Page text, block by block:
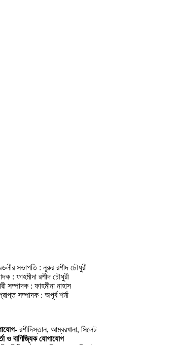
সভাপতি : নূরুর রশীদ চৌধুরী
: ফাহমীদা রশীদ চৌধুরী
সম্পাদক : ফাহমীনা নাহাস
সম্পাদক : অপূর্ব শর্মা
রশীদিস্তান, আম্বরখানা, সিলেট
ও বাণিজ্যিক যোগাযােগ